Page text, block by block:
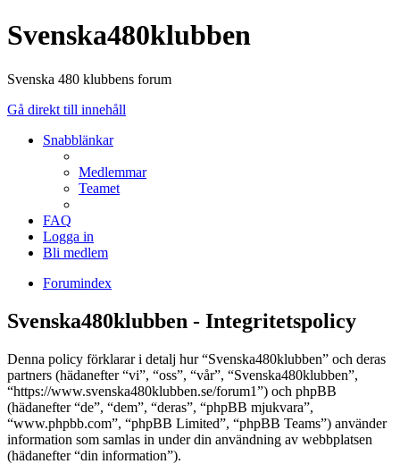
Svenska480klubben
Svenska 480 klubbens forum
Gå direkt till innehåll
Snabblänkar
Medlemmar
Teamet
FAQ
Logga in
Bli medlem
Forumindex
Svenska480klubben - Integritetspolicy
Denna policy förklarar i detalj hur “Svenska480klubben” och deras
partners (hädanefter “vi”, “oss”, “vår”, “Svenska480klubben”,
“https://www.svenska480klubben.se/forum1”) och phpBB
(hädanefter “de”, “dem”, “deras”, “phpBB mjukvara”,
“www.phpbb.com”, “phpBB Limited”, “phpBB Teams”) använder
information som samlas in under din användning av webbplatsen
(hädanefter “din information”).